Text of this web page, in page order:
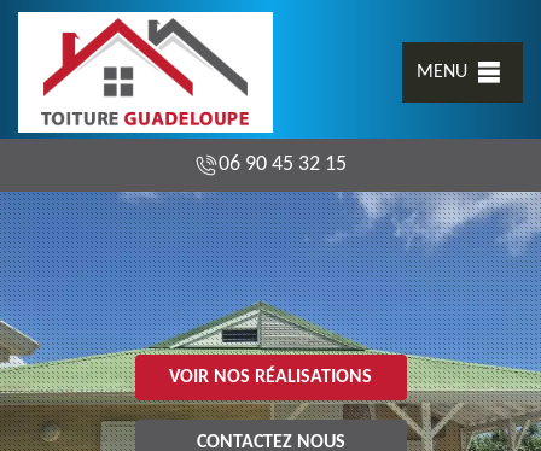
MENU
06 90 45 32 15
VOIR NOS RÉALISATIONS
CONTACTEZ NOUS